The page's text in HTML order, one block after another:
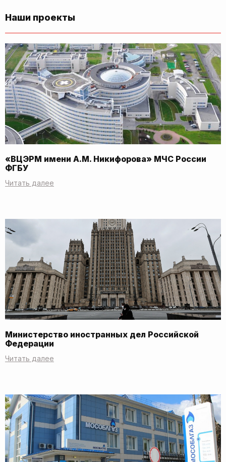
Наши проекты
«ВЦЭРМ имени А.М. Никифорова» МЧС России
ФГБУ
Читать далее
Министерство иностранных дел Российской
Федерации
Читать далее